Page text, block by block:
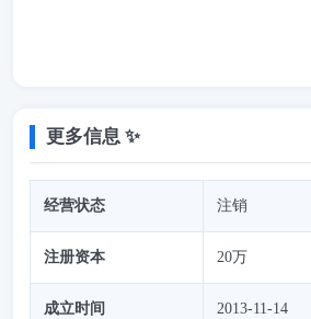
更多信息 ✨
经营状态 注销
注册资本 20万
成立时间 2013-11-14